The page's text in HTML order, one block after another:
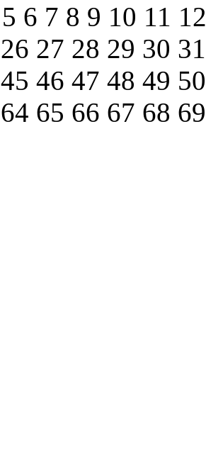
5 6 7 8 9 10 11
26 27 28 29 30
45 46 47 48 49
64 65 66 67 68